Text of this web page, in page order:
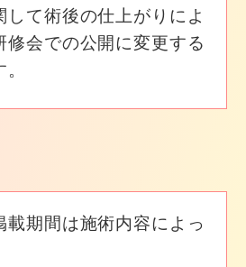
して術後の仕上がりによ
修会での公開に変更する
載期間は施術内容によっ